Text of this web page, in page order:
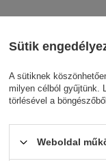
Sütik
A sütiknek
milyen célból gyűjtünk.
törlésével a
Weboldal